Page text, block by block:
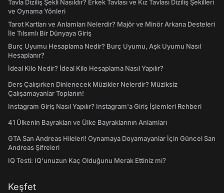
Tavla Diziliş Şekli Nasıldır? Erkek Tavlası ve Kız Tavlası Diziliş Şekilleri
ve Oynama Yönleri
Tarot Kartları ve Anlamları Nelerdir? Majör ve Minör Arkana Desteleri
İle Tılsımlı Bir Dünyaya Giriş
Burç Uyumu Hesaplama Nedir? Burç Uyumu, Aşk Uyumu Nasıl
Hesaplanır?
İdeal Kilo Nedir? İdeal Kilo Hesaplama Nasıl Yapılır?
Ders Çalışırken Dinlenecek Müzikler Nelerdir? Müziksiz
Çalışamayanlar Toplanın!
Instagram Giriş Nasıl Yapılır? Instagram'a Giriş İşlemleri Rehberi
41 Ülkenin Bayrakları ve Ülke Bayraklarının Anlamları
GTA San Andreas Hileleri! Oynamaya Doyamayanlar İçin Güncel San
Andreas Şifreleri
IQ Testi: IQ'unuzun Kaç Olduğunu Merak Ettiniz mi?
Keşfet